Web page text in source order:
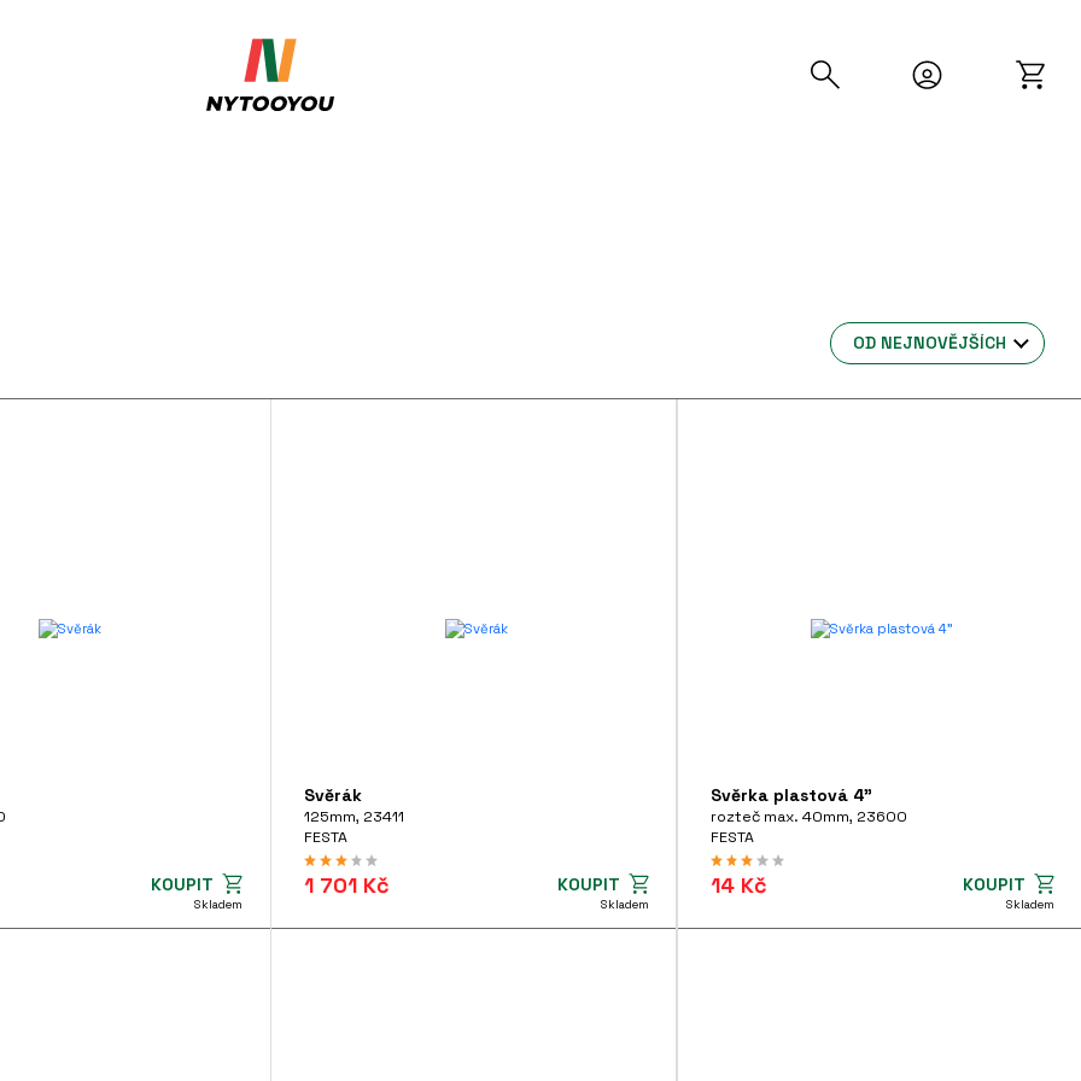
OD NEJNOVĚJŠÍCH
KOUPIT
Skladem
Svěrák
125mm, 23411
FESTA
1 701 Kč KOUPIT
Skladem
Svěrka plastová 4"
rozteč max. 40mm, 23600
FESTA
14 Kč KOUPIT
Skladem